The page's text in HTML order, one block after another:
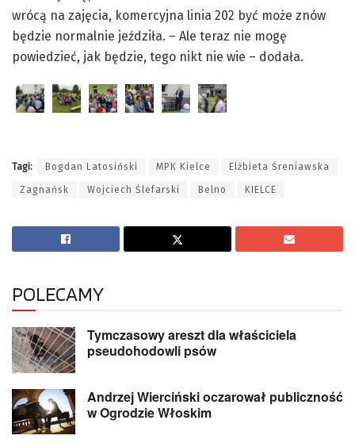
wrócą na zajęcia, komercyjna linia 202 być może znów
będzie normalnie jeździła. – Ale teraz nie mogę
powiedzieć, jak będzie, tego nikt nie wie – dodała.
Tagi: Bogdan Latosiński MPK Kielce Elżbieta Śreniawska
Zagnańsk Wojciech Ślefarski Belno KIELCE
POLECAMY
Tymczasowy areszt dla właściciela
pseudohodowli psów
Andrzej Wierciński oczarował publiczność
w Ogrodzie Włoskim